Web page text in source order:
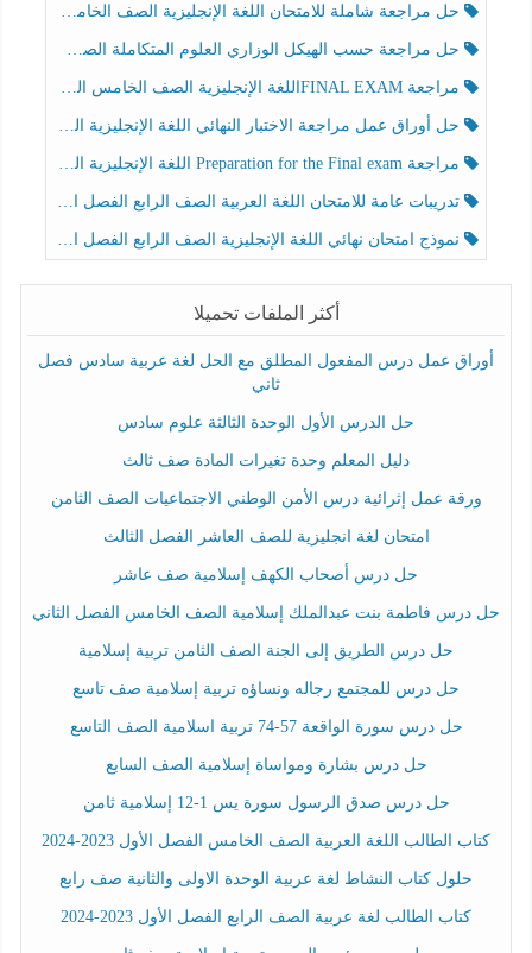
حل مراجعة شاملة للامتحان اللغة الإنجليزية الصف الخامس الفصل الثالث
حل مراجعة حسب الهيكل الوزاري العلوم المتكاملة الصف الخامس عام الفصل الثالث
مراجعة FINAL EXAMاللغة الإنجليزية الصف الخامس الفصل الثالث
حل أوراق عمل مراجعة الاختبار النهائي اللغة الإنجليزية الصف الرابع الفصل الثالث
مراجعة Preparation for the Final exam اللغة الإنجليزية الصف الرابع الفصل الثالث
تدريبات عامة للامتحان اللغة العربية الصف الرابع الفصل الثالث
نموذج امتحان نهائي اللغة الإنجليزية الصف الرابع الفصل الثالث
أكثر الملفات تحميلا
أوراق عمل درس المفعول المطلق مع الحل لغة عربية سادس فصل
ثاني
حل الدرس الأول الوحدة الثالثة علوم سادس
دليل المعلم وحدة تغيرات المادة صف ثالث
ورقة عمل إثرائية درس الأمن الوطني الاجتماعيات الصف الثامن
امتحان لغة انجليزية للصف العاشر الفصل الثالث
حل درس أصحاب الكهف إسلامية صف عاشر
حل درس فاطمة بنت عبدالملك إسلامية الصف الخامس الفصل الثاني
حل درس الطريق إلى الجنة الصف الثامن تربية إسلامية
حل درس للمجتمع رجاله ونساؤه تربية إسلامية صف تاسع
حل درس سورة الواقعة 57-74 تربية اسلامية الصف التاسع
حل درس بشارة ومواساة إسلامية الصف السابع
حل درس صدق الرسول سورة يس 1-12 إسلامية ثامن
كتاب الطالب اللغة العربية الصف الخامس الفصل الأول 2023-2024
حلول كتاب النشاط لغة عربية الوحدة الاولى والثانية صف رابع
كتاب الطالب لغة عربية الصف الرابع الفصل الأول 2023-2024